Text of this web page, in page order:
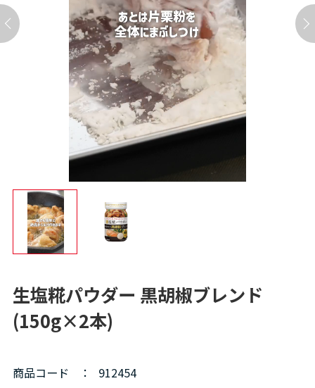
生塩糀パウダー 黒胡椒ブレンド
(150g×2本)
商品コード ：
912454